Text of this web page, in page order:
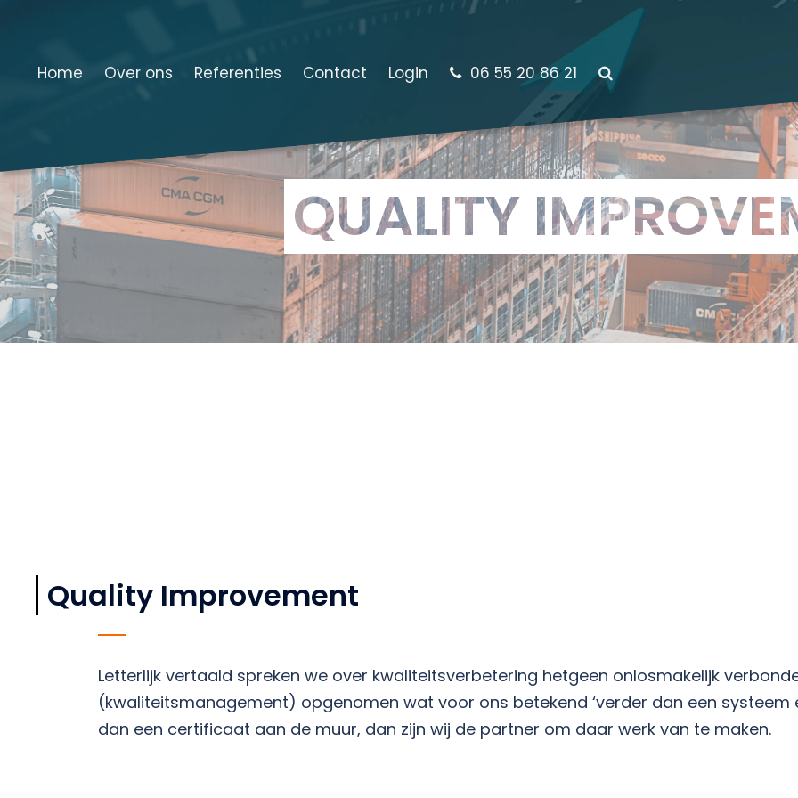
Home Over ons Referenties Contact Login 06 55 20 86 21
QUALITY
Quality Improvement
Letterlijk vertaald spreken we over kwaliteitsverbetering hetgeen onlosmakelijk verbonden
(kwaliteitsmanagement) opgenomen wat voor ons betekend ‘verder dan een systeem
dan een certificaat aan de muur, dan zijn wij de partner om daar werk van te maken.